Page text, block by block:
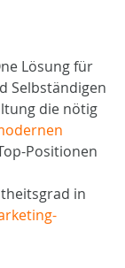
Lösung für
Selbständigen
die nötig
Positionen
in